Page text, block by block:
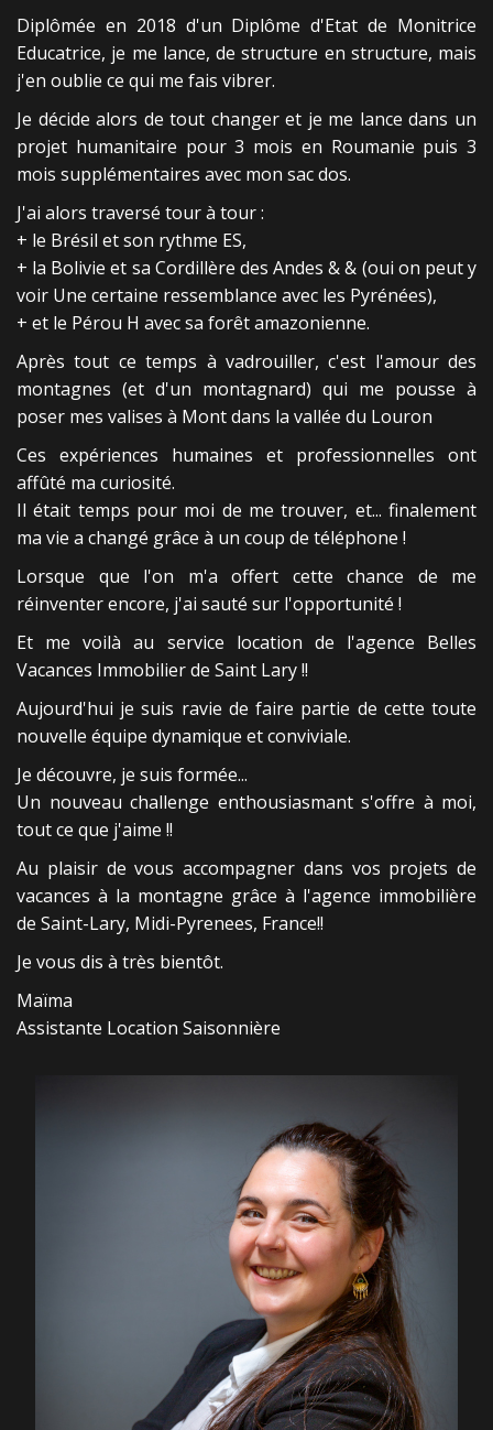
Diplômée en 2018 d'un Diplôme d'Etat de Monitrice
Educatrice, je me lance, de structure en structure, mais
j'en oublie ce qui me fais vibrer.
Je décide alors de tout changer et je me lance dans un
projet humanitaire pour 3 mois en Roumanie puis 3
mois supplémentaires avec mon sac dos.
J'ai alors traversé tour à tour :
+ le Brésil et son rythme ES,
+ la Bolivie et sa Cordillère des Andes & & (oui on peut y
voir Une certaine ressemblance avec les Pyrénées),
+ et le Pérou H avec sa forêt amazonienne.
Après tout ce temps à vadrouiller, c'est l'amour des
montagnes (et d'un montagnard) qui me pousse à
poser mes valises à Mont dans la vallée du Louron
Ces expériences humaines et professionnelles ont
affûté ma curiosité.
Il était temps pour moi de me trouver, et... finalement
ma vie a changé grâce à un coup de téléphone !
Lorsque que l'on m'a offert cette chance de me
réinventer encore, j'ai sauté sur l'opportunité !
Et me voilà au service location de l'agence Belles
Vacances Immobilier de Saint Lary !!
Aujourd'hui je suis ravie de faire partie de cette toute
nouvelle équipe dynamique et conviviale.
Je découvre, je suis formée...
Un nouveau challenge enthousiasmant s'offre à moi,
tout ce que j'aime !!
Au plaisir de vous accompagner dans vos projets de
vacances à la montagne grâce à l'agence immobilière
de Saint-Lary, Midi-Pyrenees, France!!
Je vous dis à très bientôt.
Maïma
Assistante Location Saisonnière